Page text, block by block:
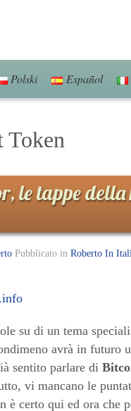
Polski Español
Token
le tappe
Pubblicato in Roberto In
su di un tema
avrà in futuro
sentito parlare di
vi mancano le
è certo qui ed ora che